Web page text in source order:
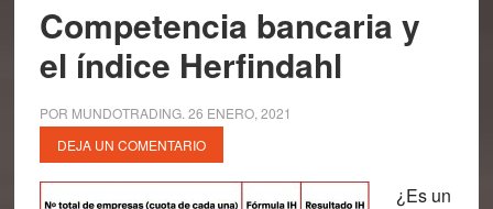
Competencia bancaria y
el índice Herfindahl
POR MUNDOTRADING. 26 ENERO, 2021
DEJA UN COMENTARIO
¿Es un